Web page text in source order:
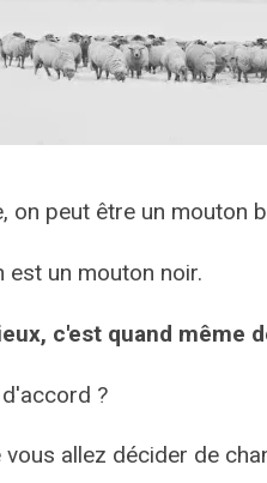
on peut être un mouton
est un mouton noir.
c'est quand même
?
vous allez décider de